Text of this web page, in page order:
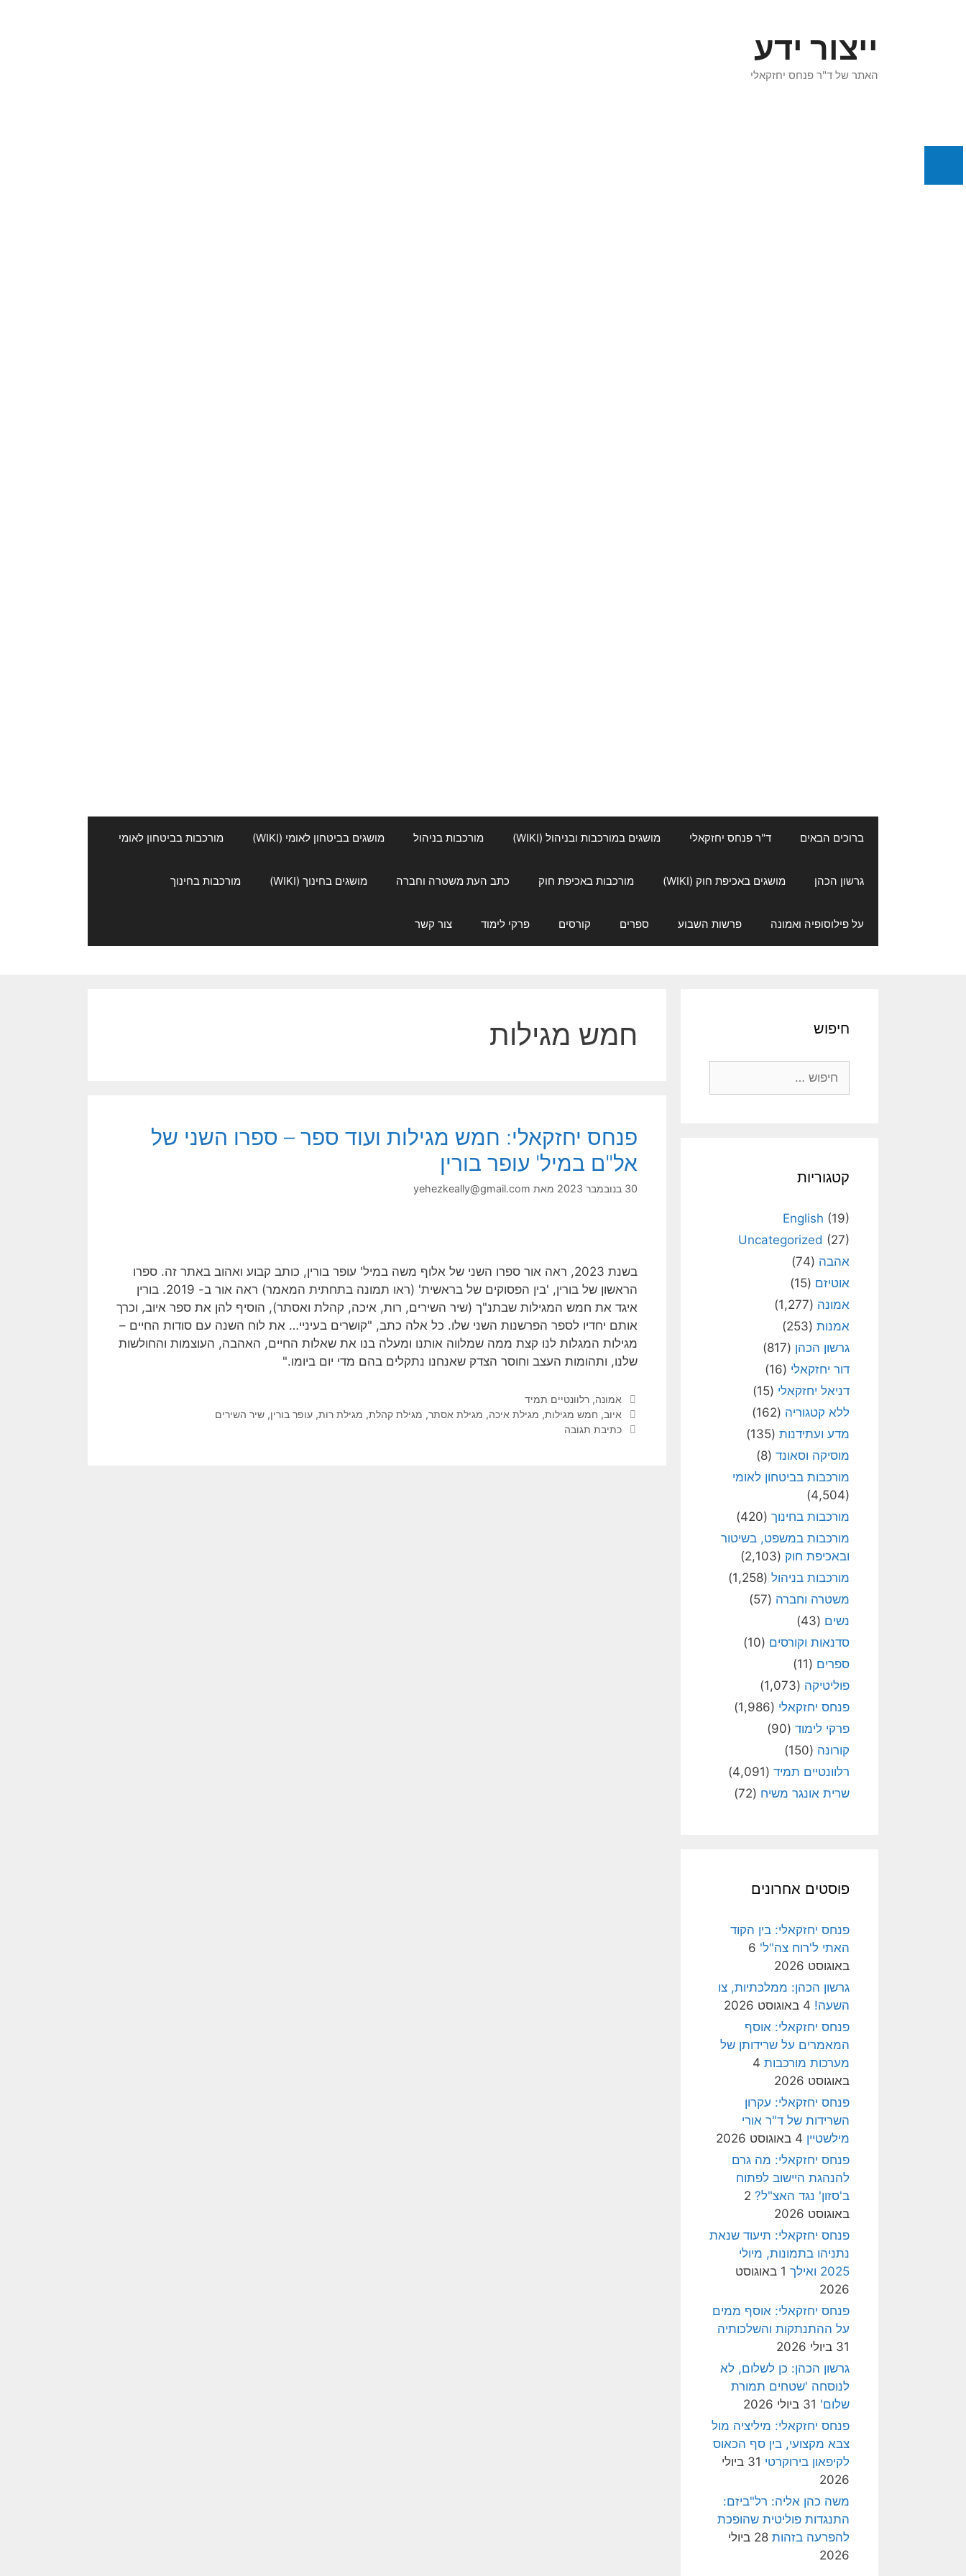
ייצור ידע
האתר של ד"ר פנחס יחזקאלי
ברוכים הבאים ד"ר פנחס יחזקאלי מושגים במורכבות ובניהול (WIKI) מורכבות בניהול מושגים בביטחון לאומי (WIKI) מורכבות בביטחון לאומי
גרשון הכהן מושגים באכיפת חוק (WIKI) מורכבות באכיפת חוק כתב העת משטרה וחברה מושגים בחינוך (WIKI) מורכבות בחינוך
על פילוסופיה ואמונה פרשות השבוע ספרים קורסים פרקי לימוד צור קשר
חמש מגילות
פנחס יחזקאלי: חמש מגילות ועוד ספר – ספרו השני של
אל"ם במיל' עופר בורין
30 בנובמבר 2023 מאת yehezkeally@gmail.com
בשנת 2023, ראה אור ספרו השני של אלוף משה במיל' עופר בורין, כותב קבוע ואהוב באתר זה. ספרו
הראשון של בורין, 'בין הפסוקים של בראשית' (ראו תמונה בתחתית המאמר) ראה אור ב- 2019. בורין
איגד את חמש המגילות שבתנ"ך (שיר השירים, רות, איכה, קהלת ואסתר), הוסיף להן את ספר איוב, וכרך
אותם יחדיו לספר הפרשנות השני שלו. כל אלה כתב, "קושרים בעיניי… את לוח השנה עם סודות החיים –
מגילות המגלות לנו קצת ממה שמלווה אותנו ומעלה בנו את שאלות החיים, האהבה, העוצמות והחולשות
שלנו, ותהומות העצב וחוסר הצדק שאנחנו נתקלים בהם מדי יום ביומו."
קטגוריות
אמונה, רלוונטיים תמיד
תגיות
איוב, חמש מגילות, מגילת איכה, מגילת אסתר, מגילת קהלת, מגילת רות, עופר בורין, שיר השירים
כתיבת תגובה
חיפוש
קטגוריות
English (19)
Uncategorized (27)
אהבה (74)
אוטיזם (15)
אמונה (1,277)
אמנות (253)
גרשון הכהן (817)
דור יחזקאלי (16)
דניאל יחזקאלי (15)
ללא קטגוריה (162)
מדע ועתידנות (135)
מוסיקה וסאונד (8)
מורכבות בביטחון לאומי
(4,504)
מורכבות בחינוך (420)
מורכבות במשפט, בשיטור
ובאכיפת חוק (2,103)
מורכבות בניהול (1,258)
משטרה וחברה (57)
נשים (43)
סדנאות וקורסים (10)
ספרים (11)
פוליטיקה (1,073)
פנחס יחזקאלי (1,986)
פרקי לימוד (90)
קורונה (150)
רלוונטיים תמיד (4,091)
שרית אונגר משיח (72)
פוסטים אחרונים
פנחס יחזקאלי: בין הקוד
האתי ל'רוח צה"ל' 6
באוגוסט 2026
גרשון הכהן: ממלכתיות, צו
השעה! 4 באוגוסט 2026
פנחס יחזקאלי: אוסף
המאמרים על שרידותן של
מערכות מורכבות 4
באוגוסט 2026
פנחס יחזקאלי: עקרון
השרידות של ד"ר אורי
מילשטיין 4 באוגוסט 2026
פנחס יחזקאלי: מה גרם
להנהגת היישוב לפתוח
ב'סזון' נגד האצ"ל? 2
באוגוסט 2026
פנחס יחזקאלי: תיעוד שנאת
נתניהו בתמונות, מיולי
2025 ואילך
1 באוגוסט
2026
פנחס יחזקאלי: אוסף ממים
על ההתנתקות והשלכותיה
31 ביולי 2026
גרשון הכהן: כן לשלום, לא
לנוסחה 'שטחים תמורת
שלום' 31 ביולי 2026
פנחס יחזקאלי: מיליציה מול
צבא מקצועי, בין סף הכאוס
לקיפאון בירוקרטי
31 ביולי
2026
משה כהן אליה: רל"ביזם:
התנגדות פוליטית שהופכת
להפרעה בזהות
28 ביולי
2026